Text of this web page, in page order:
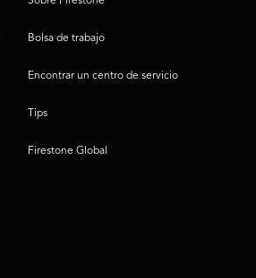
Bolsa de trabajo
Encontrar un centro de servicio
Tips
Firestone Global